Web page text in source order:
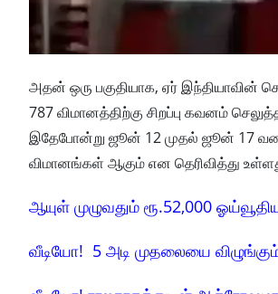
அதன் ஒரு பகுதியாக, ஏர் இந்தியாவின்
787 விமானத்திற்கு சிறப்பு கவனம்
இதேபோன்று ஜூன் 12 முதல் ஜூன் 17
விமானங்கள் ஆகும் என தெரிவித்து
ஆயுள் முழுவதும் ரூ.52,000
வீடியோ! 5 அடி முதலையை